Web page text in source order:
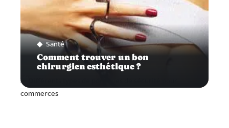
Santé
Comment trouver un bon
chirurgien esthétique ?